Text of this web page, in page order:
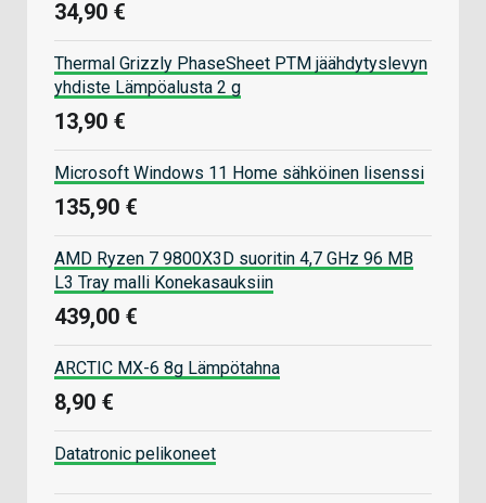
34,90 €
Thermal Grizzly PhaseSheet PTM jäähdytyslevyn
yhdiste Lämpöalusta 2 g
13,90 €
Microsoft Windows 11 Home sähköinen lisenssi
135,90 €
AMD Ryzen 7 9800X3D suoritin 4,7 GHz 96 MB
L3 Tray malli Konekasauksiin
439,00 €
ARCTIC MX-6 8g Lämpötahna
8,90 €
Datatronic pelikoneet